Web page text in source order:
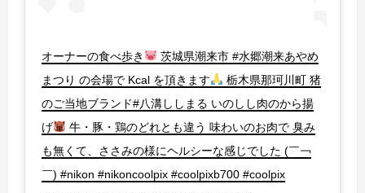
オーナーの食べ歩き
茨城県潮来市 #水郷潮来あやめ
まつり の会場で Kcal を頂きます
栃木県那珂川町 猪
のご当地ブランド#八溝ししまる いのしし肉のから揚
げ
牛・豚・鶏のどれとも違う 味わいのお肉で 臭み
も無くて、ささみの様にヘルシーな感じでした (￣￢
￣) #nikon #nikoncoolpix #coolpixb700 #coolpix